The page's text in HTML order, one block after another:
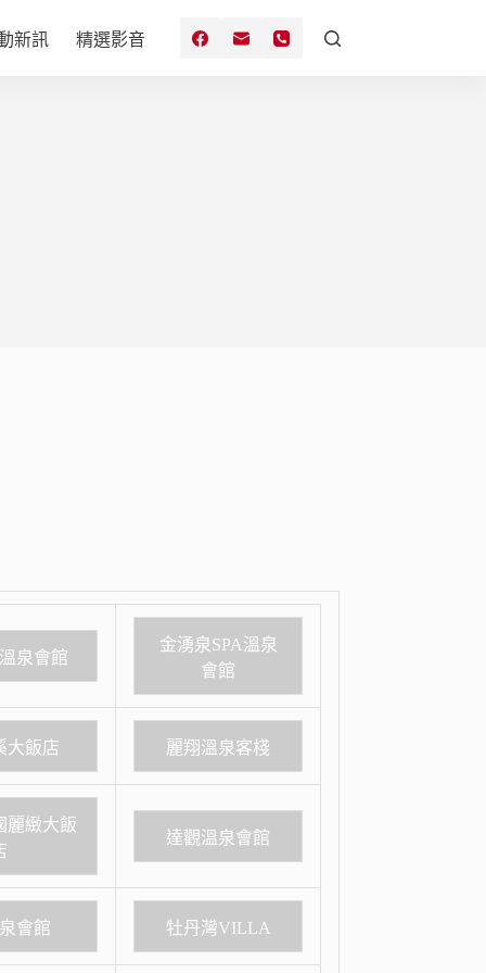
新訊 精選影音
泉會館
金湧泉SPA溫泉
會館
大飯店 麗翔溫泉客棧
麗緻大飯
達觀溫泉會館
會館 牡丹灣VILLA